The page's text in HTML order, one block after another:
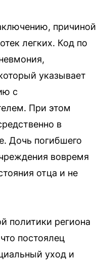
причиной
легких. Код по
указывает
с
При этом
в
Дочь погибшего
вовремя
отца и не
политики региона
постоялец
уход и